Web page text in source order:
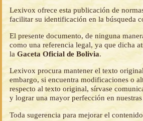
Lexivox ofrece esta publicación de
facilitar su identificación en la búsqueda
El presente documento, de ninguna
como una referencia legal, ya que dicha
laGaceta Oficial de Bolivia.
Lexivox procura mantener el texto
embargo, si encuentra modificaciones o
respecto al texto original, sírvase
y lograr una mayor perfección en
Toda sugerencia para mejorar el